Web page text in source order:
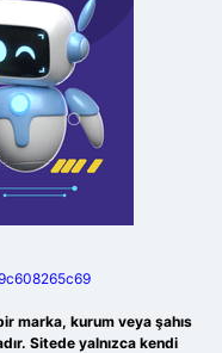
marka, kurum veya şahıs
Sitede yalnızca kendi